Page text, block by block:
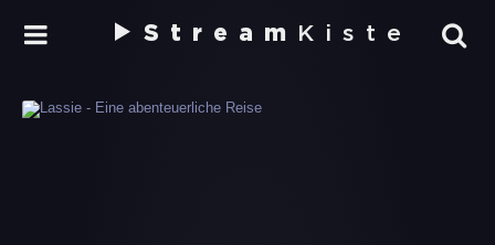
Stream Kiste